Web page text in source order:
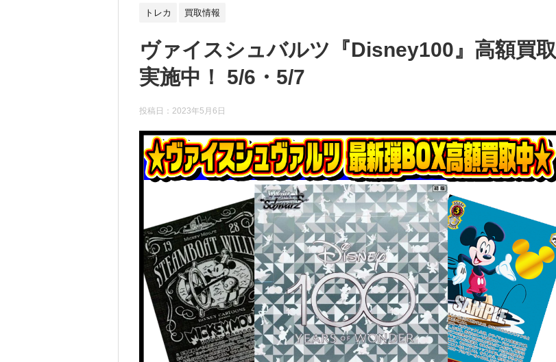
トレカ 買取情報
ヴァイスシュバルツ『Disney100』高額買取
実施中！ 5/6・5/7
投稿日： 2023年5月6日